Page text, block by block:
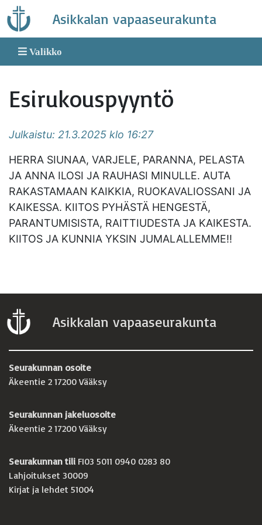
Skip
to
content
Asikkalan vapaaseurakunta
Valikko
Esirukouspyyntö
Julkaistu: 21.3.2025 klo 16:27
HERRA SIUNAA, VARJELE, PARANNA, PELASTA
JA ANNA ILOSI JA RAUHASI MINULLE. AUTA
RAKASTAMAAN KAIKKIA, RUOKAVALIOSSANI JA
KAIKESSA. KIITOS PYHÄSTÄ HENGESTÄ,
PARANTUMISISTA, RAITTIUDESTA JA KAIKESTA.
KIITOS JA KUNNIA YKSIN JUMALALLEMME!!
Asikkalan vapaaseurakunta
Seurakunnan osoite
Äkeentie 2 17200 Vääksy
Seurakunnan jakeluosoite
Äkeentie 2 17200 Vääksy
Seurakunnan tili FI03 5011 0940 0283 80
Lahjoitukset 30009
Kirjat ja lehdet 51004